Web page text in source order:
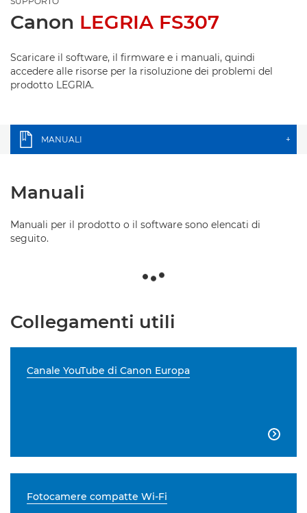
Canon LEGRIA FS307
Scaricare il software, il firmware e i manuali, quindi
accedere alle risorse per la risoluzione dei problemi del
prodotto LEGRIA.
MANUALI +
Manuali
Manuali per il prodotto o il software sono elencati di
seguito.
Collegamenti utili
Canale YouTube di Canon Europa

Fotocamere compatte Wi-Fi